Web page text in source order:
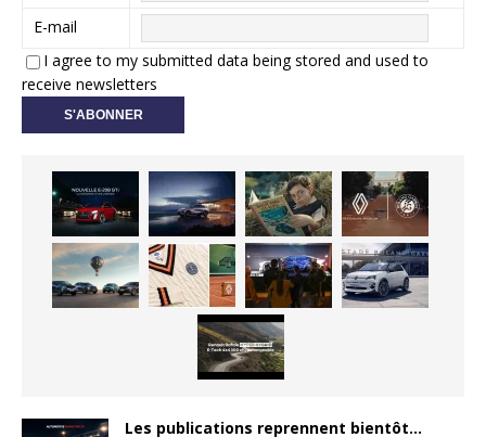
E-mail
I agree to my submitted data being stored and used to
receive newsletters
Les publications reprennent bientôt…